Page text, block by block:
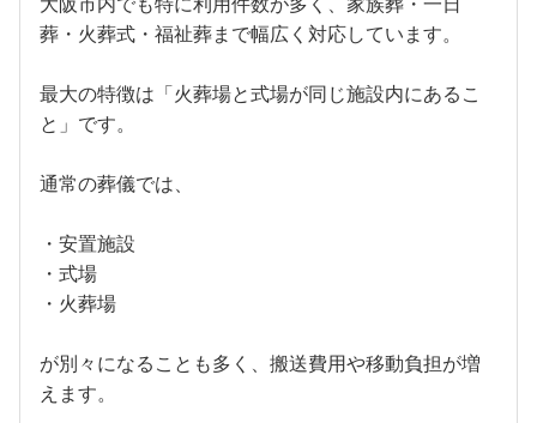
葬・火葬式・福祉葬まで幅広く対応しています。
最大の特徴は「火葬場と式場が同じ施設内にあるこ
と」です。
通常の葬儀では、
・安置施設
・式場
・火葬場
が別々になることも多く、搬送費用や移動負担が増
えます。